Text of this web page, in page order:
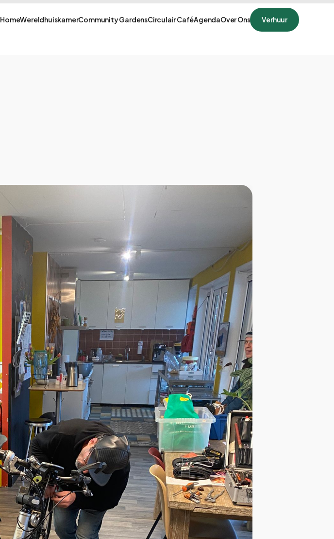
HomeWereldhuiskamerCommunity GardensCirculair CaféAgendaOver Ons Verhuur